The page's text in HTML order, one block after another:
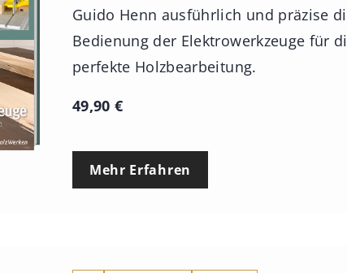
Guido Henn ausführlich und präzise
Bedienung der Elektrowerkzeuge für
perfekte Holzbearbeitung.
49,90 €
Mehr Erfahren